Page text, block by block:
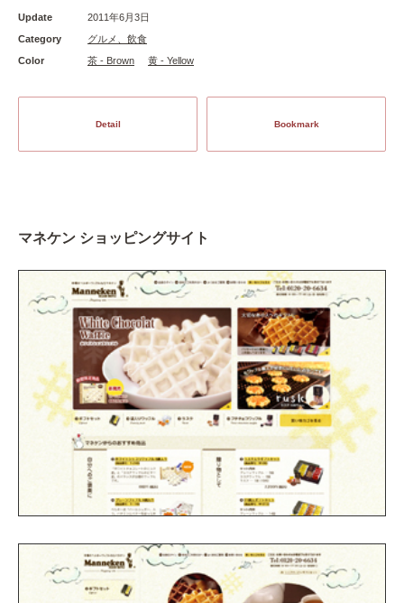
Update
2011年6月3日
Category
グルメ、飲食
Color
茶 - Brown 黄 - Yellow
Detail Bookmark
マネケン ショッピングサイト